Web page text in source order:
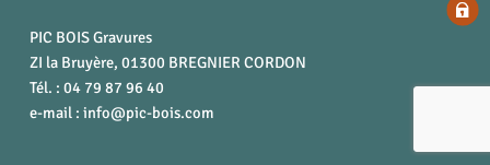
PIC BOIS Gravures
ZI la Bruyère, 01300 BREGNIER CORDON
Tél. : 04 79 87 96 40
e-mail : info@pic-bois.com